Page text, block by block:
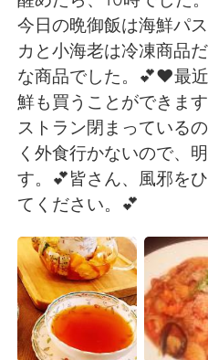
Français
日本語 한국어
Русский ไทย
Indonesia
Türkçe
Português
今日の晩御飯は海鮮パ
カと小海老は冷凍商品
な商品でした。💕❤最
鮮も買うことができま
ストラン閉まっている
く外食行かないので、
す。💕皆さん、風邪を
てください。💕